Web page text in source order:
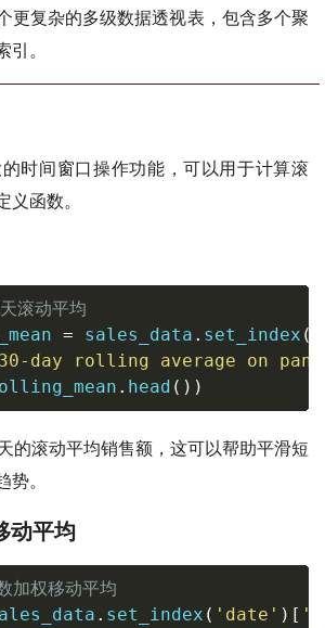
更复杂的多级数据透视表，包含多个聚
。
时间窗口操作功能，可以用于计算滚
义函数。
滚动平均
= sales_data . set_index (
day rolling average on
. head ( ) )
的滚动平均销售额，这可以帮助平滑短
。
动平均
加权移动平均
. set_index ( 'date' ) [